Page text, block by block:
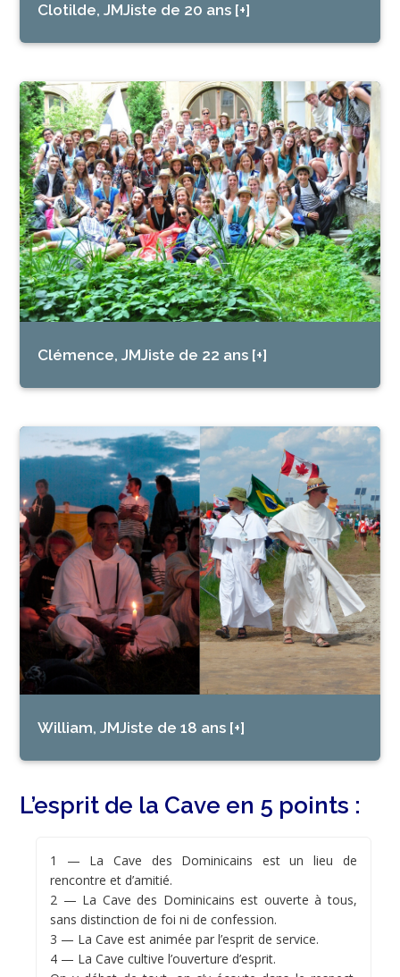
Clotilde, JMJiste de 20 ans [+]
Clémence, JMJiste de 22 ans [+]
William, JMJiste de 18 ans [+]
L’esprit de la Cave en 5 points :
1 — La Cave des Dominicains est un lieu de
rencontre et d’amitié.
2 — La Cave des Dominicains est ouverte à tous,
sans distinction de foi ni de confession.
3 — La Cave est animée par l’esprit de service.
4 — La Cave cultive l’ouverture d’esprit.